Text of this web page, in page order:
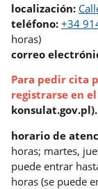
localización:
teléfono:+34
horas)
correo
Para pedir cita
registrarse en
konsulat.gov.pl).
horario de
horas; martes,
puede entrar
horas (se puede